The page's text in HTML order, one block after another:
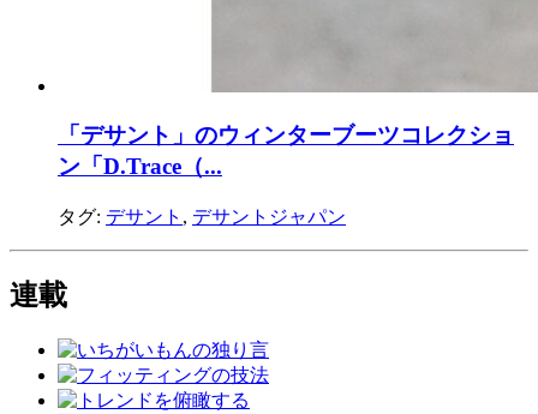
「デサント」のウィンターブーツコレクショ
ン「D.Trace（...
タグ: デサント , デサントジャパン
連載